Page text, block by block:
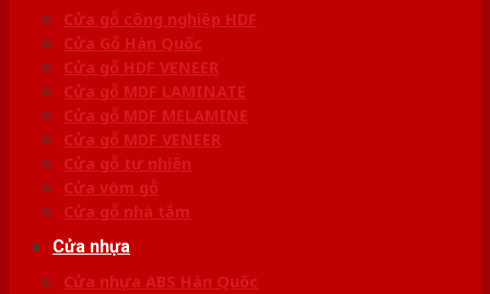
Cửa gỗ công nghiệp HDF
Cửa Gỗ Hàn Quốc
Cửa gỗ HDF VENEER
Cửa gỗ MDF LAMINATE
Cửa gỗ MDF MELAMINE
Cửa gỗ MDF VENEER
Cửa gỗ tự nhiên
Cửa vòm gỗ
Cửa gỗ nhà tắm
Cửa nhựa
Cửa nhựa ABS Hàn Quốc